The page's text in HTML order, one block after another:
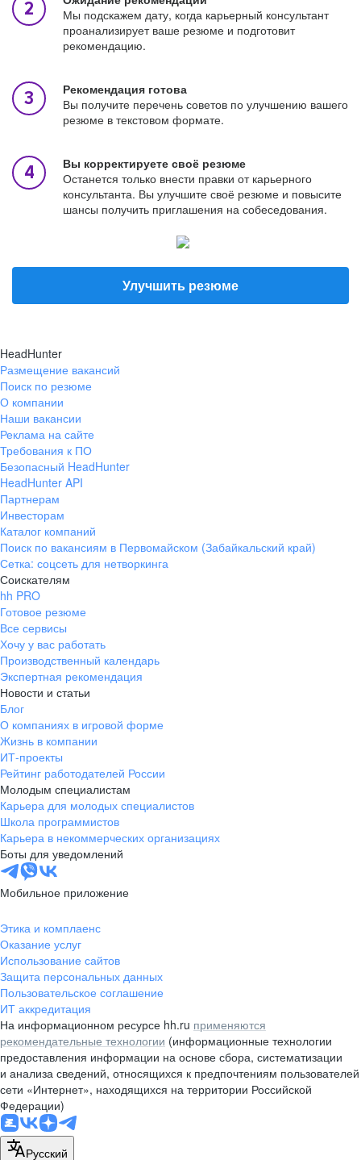
Мы подскажем дату, когда карьерный консультант
проанализирует ваше резюме и подготовит
рекомендацию.
Рекомендация готова
Вы получите перечень советов по улучшению вашего
резюме в текстовом формате.
Вы корректируете своё резюме
Останется только внести правки от карьерного
консультанта. Вы улучшите своё резюме и повысите
шансы получить приглашения на собеседования.
Улучшить резюме
HeadHunter
Размещение вакансий
Поиск по резюме
О компании
Наши вакансии
Реклама на сайте
Требования к ПО
Безопасный HeadHunter
HeadHunter API
Партнерам
Инвесторам
Каталог компаний
Поиск по вакансиям в Первомайском (Забайкальский край)
Сетка: соцсеть для нетворкинга
Соискателям
hh PRO
Готовое резюме
Все сервисы
Хочу у вас работать
Производственный календарь
Экспертная рекомендация
Новости и статьи
Блог
О компаниях в игровой форме
Жизнь в компании
ИТ-проекты
Рейтинг работодателей России
Молодым специалистам
Карьера для молодых специалистов
Школа программистов
Карьера в некоммерческих организациях
Боты для уведомлений
Мобильное приложение
Этика и комплаенс
Оказание услуг
Использование сайтов
Защита персональных данных
Пользовательское соглашение
ИТ аккредитация
На информационном ресурсе hh.ru применяются
рекомендательные технологии (информационные технологии
предоставления информации на основе сбора, систематизации
и анализа сведений, относящихся к предпочтениям пользователей
сети «Интернет», находящихся на территории Российской
Федерации)
Русский